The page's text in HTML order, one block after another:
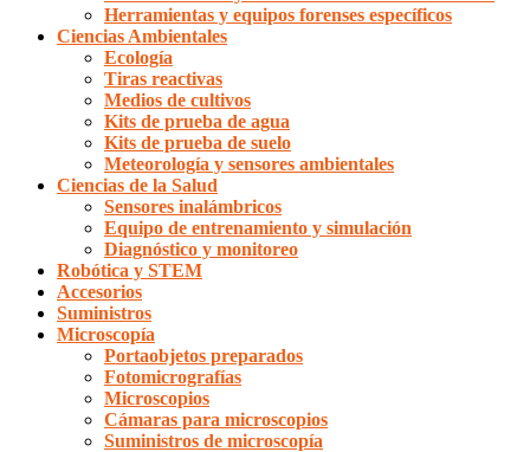
Herramientas y equipos forenses específicos
Ciencias Ambientales
Ecología
Tiras reactivas
Medios de cultivos
Kits de prueba de agua
Kits de prueba de suelo
Meteorología y sensores ambientales
Ciencias de la Salud
Sensores inalámbricos
Equipo de entrenamiento y simulación
Diagnóstico y monitoreo
Robótica y STEM
Accesorios
Suministros
Microscopía
Portaobjetos preparados
Fotomicrografías
Microscopios
Cámaras para microscopios
Suministros de microscopía